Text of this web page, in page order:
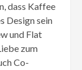
dass Kaffee
Design sein
und Flat
zum
Co-